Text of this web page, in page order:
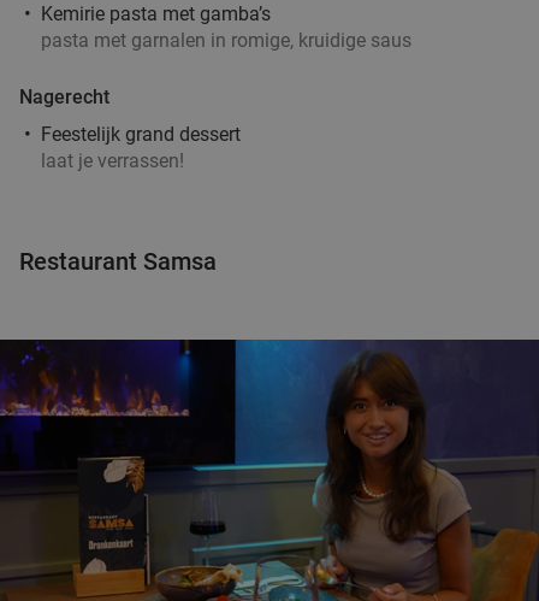
Kemirie pasta met gamba’s
pasta met garnalen in romige, kruidige saus
Nagerecht
Feestelijk grand dessert
laat je verrassen!
Restaurant Samsa